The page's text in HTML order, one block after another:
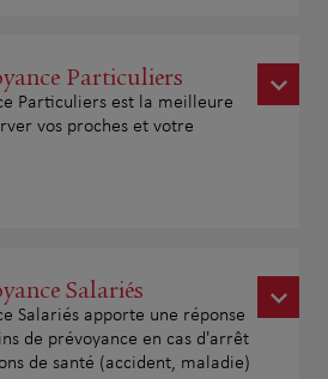
Particuliers
Particuliers est la meilleure
vos proches et votre
Salariés
Salariés apporte une réponse
de prévoyance en cas d'arrêt
de santé (accident, maladie)